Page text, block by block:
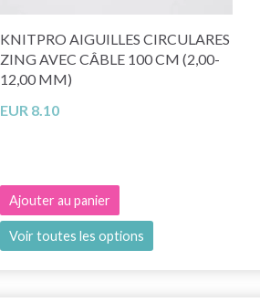
KNITPRO AIGUILLES CIRCULARES
ZING AVEC CÂBLE 100 CM (2,00-
12,00 MM)
EUR 8.10
Ajouter au panier
Voir toutes les options